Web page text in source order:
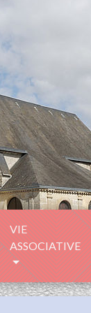
VIE
ASSOCIATIVE